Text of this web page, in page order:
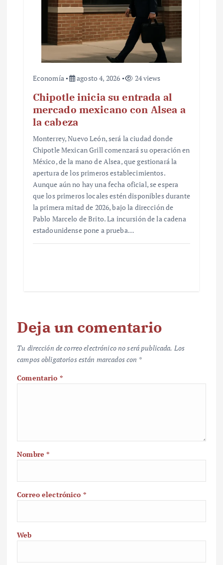
Economía agosto 4, 2026 24 views
Chipotle inicia su entrada al
mercado mexicano con Alsea a
la cabeza
Monterrey, Nuevo León, será la ciudad donde
Chipotle Mexican Grill comenzará su operación en
México, de la mano de Alsea, que gestionará la
apertura de los primeros establecimientos.
Aunque aún no hay una fecha oficial, se espera
que los primeros locales estén disponibles durante
la primera mitad de 2026, bajo la dirección de
Pablo Marcelo de Brito. La incursión de la cadena
estadounidense pone a prueba…
Deja un comentario
Tu dirección de correo electrónico no será publicada. Los
campos obligatorios están marcados con *
Comentario *
Nombre*
Correo electrónico *
Web